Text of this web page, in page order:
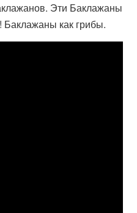
Эти Баклажаны
Баклажаны как грибы.